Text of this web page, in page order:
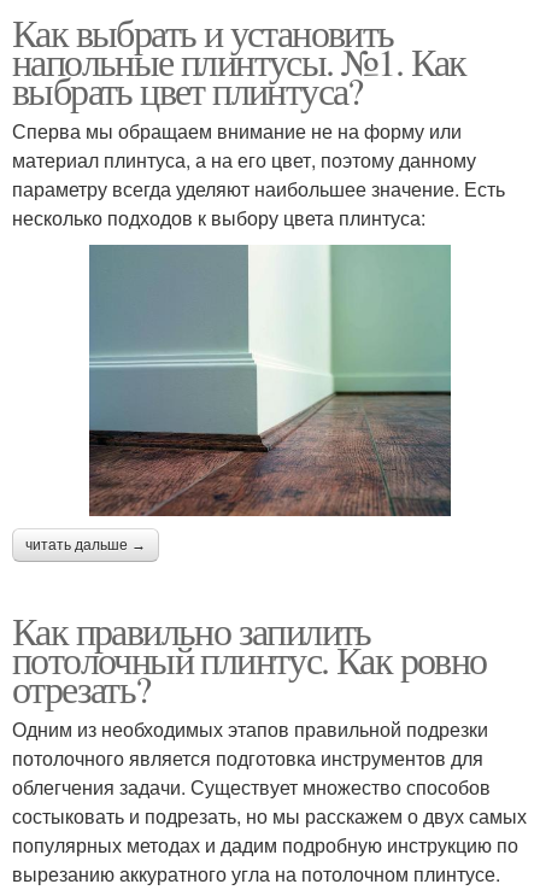
Как выбрать и установить
напольные плинтусы. №1. Как
выбрать цвет плинтуса?
Сперва мы обращаем внимание не на форму или
материал плинтуса, а на его цвет, поэтому данному
параметру всегда уделяют наибольшее значение. Есть
несколько подходов к выбору цвета плинтуса:
читать дальше →
Как правильно запилить
потолочный плинтус. Как ровно
отрезать?
Одним из необходимых этапов правильной подрезки
потолочного является подготовка инструментов для
облегчения задачи. Существует множество способов
состыковать и подрезать, но мы расскажем о двух самых
популярных методах и дадим подробную инструкцию по
вырезанию аккуратного угла на потолочном плинтусе.